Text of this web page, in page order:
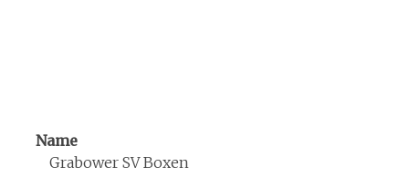
Name
Grabower SV Boxen